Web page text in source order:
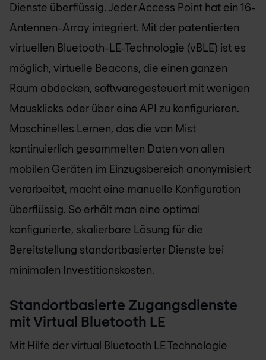
Dienste überflüssig. Jeder Access Point hat ein 16-
Antennen-Array integriert. Mit der patentierten
virtuellen Bluetooth-LE-Technologie (vBLE) ist es
möglich, virtuelle Beacons, die einen ganzen
Raum abdecken, softwaregesteuert mit wenigen
Mausklicks oder über eine API zu konfigurieren.
Maschinelles Lernen, das die von Mist
kontinuierlich gesammelten Daten von allen
mobilen Geräten im Einzugsbereich anonymisiert
verarbeitet, macht eine manuelle Konfiguration
überflüssig. So erhält man eine optimal
konfigurierte, skalierbare Lösung für die
Bereitstellung standortbasierter Dienste bei
minimalen Investitionskosten.
Standortbasierte Zugangsdienste
mit Virtual Bluetooth LE
Mit Hilfe der virtual Bluetooth LE Technologie